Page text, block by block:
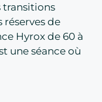
transitions
réserves de
Hyrox de 60 à
une séance où